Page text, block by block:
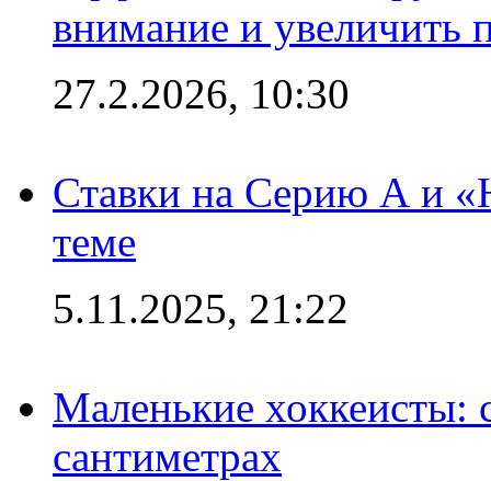
внимание и увеличить
27.2.2026, 10:30
Ставки на Серию А и
теме
5.11.2025, 21:22
Маленькие хоккеисты:
сантиметрах